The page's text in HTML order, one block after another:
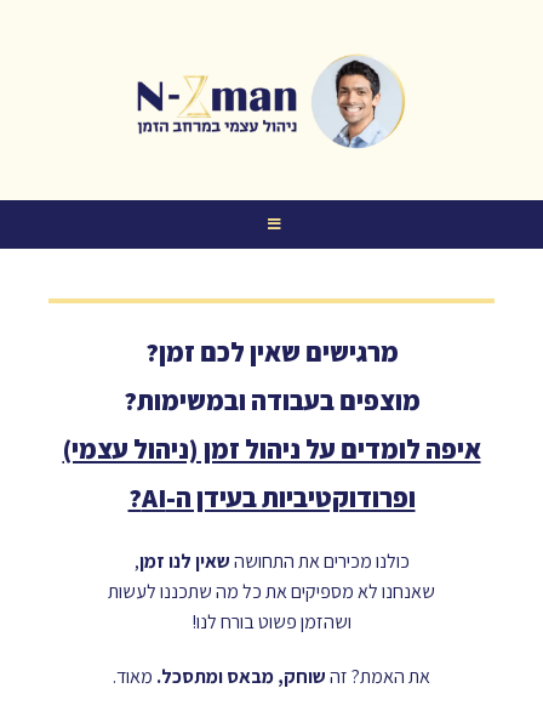
מרגישים שאין לכם זמן?
מוצפים בעבודה ובמשימות?
איפה לומדים על ניהול זמן (ניהול עצמי)
ופרודוקטיביות בעידן ה-AI?
כולנו מכירים את התחושהשאין לנו זמן,
שאנחנו לא מספיקים את כל מה שתכננו לעשות
ושהזמן פשוט בורח לנו!
את האמת? זהשוחק, מבאס ומתסכל. מאוד.